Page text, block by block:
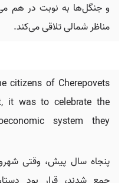
و جنگل‌ها به نوبت در هم
مناظر شمالی تلاقی می‌کند.
citizens of Cherepovets
it was to celebrate the
system they
پنجاه سال پیش، وقتی